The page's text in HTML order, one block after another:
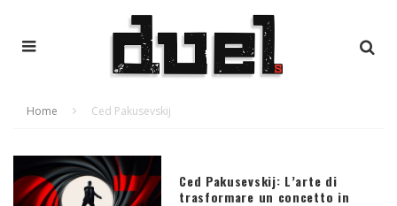
Home Ced Pakusevskij
Ced Pakusevskij: L’arte di
trasformare un concetto in